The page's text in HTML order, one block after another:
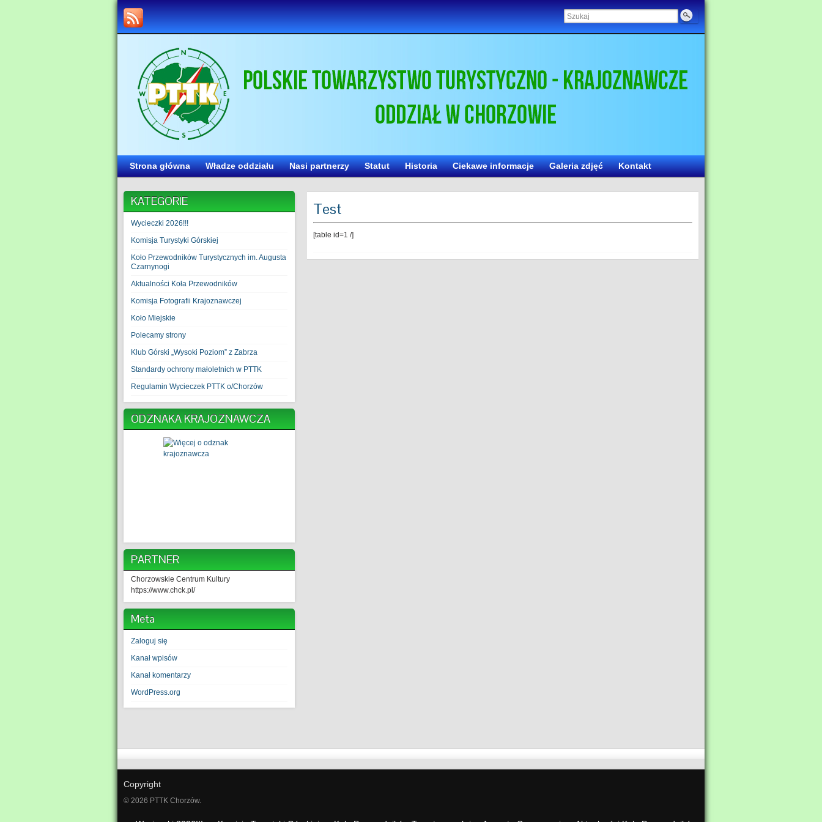
Strona główna Władze oddziału Nasi partnerzy Statut Historia Ciekawe informacje Galeria zdjęć Kontakt
KATEGORIE
Wycieczki 2026!!!
Komisja Turystyki Górskiej
Koło Przewodników Turystycznych im. Augusta
Czarnynogi
Aktualności Koła Przewodników
Komisja Fotografii Krajoznawczej
Koło Miejskie
Polecamy strony
Klub Górski „Wysoki Poziom” z Zabrza
Standardy ochrony małoletnich w PTTK
Regulamin Wycieczek PTTK o/Chorzów
ODZNAKA KRAJOZNAWCZA
PARTNER
Chorzowskie Centrum Kultury
https://www.chck.pl/
Meta
Zaloguj się
Kanał wpisów
Kanał komentarzy
WordPress.org
Test
[table id=1 /]
Copyright
© 2026 PTTK Chorzów.